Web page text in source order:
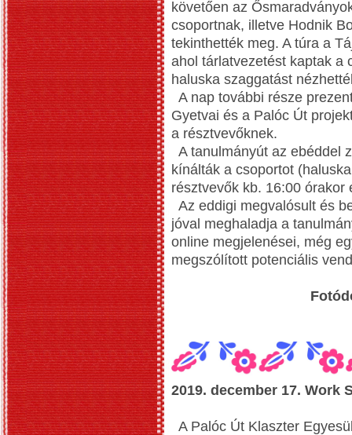
követően az
csoportnak, illetve Hodnik
tekinthették meg. A túra a
ahol tárlatvezetést kaptak a
haluska szaggatást
A nap további része
Gyetvai és a Palóc Út
a résztvevőknek.
A tanulmányút az ebéddel
kínálták a csoportot
résztvevők kb. 16:00
Az eddigi megvalósult és
jóval meghaladja a
online megjelenései, még
megszólított potenciális
2019. december 17. Work
A Palóc Út Klaszter